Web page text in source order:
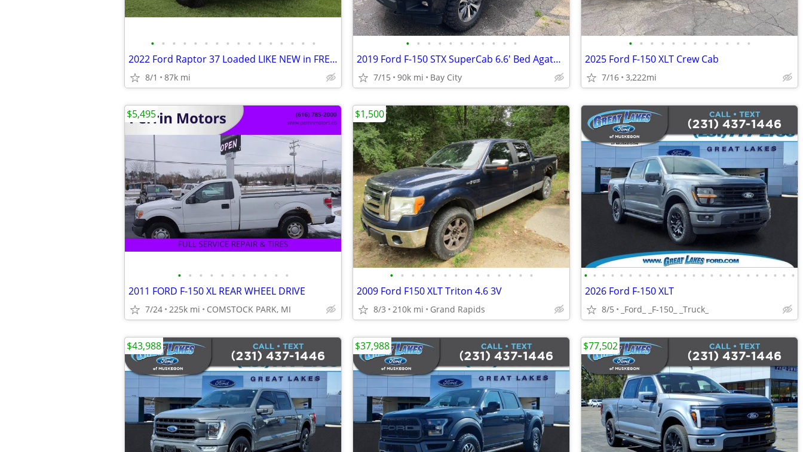
• • • • • • • • • • • • • • • •
2022 Ford Raptor 37 Loaded LIKE NEW in FREELAND
8/1 87k mi
• • • • • • • • • • •
2019 Ford F-150 STX SuperCab 6.6' Bed Agate Black
7/15 90k mi Bay City
• • • • • • • • • • • •
2025 Ford F-150 XLT Crew Cab
7/16 3,222mi
• • • • • • • • • • •
2011 FORD F-150 XL REAR WHEEL DRIVE
7/24 225k mi COMSTOCK PARK, MI
$5,495
• • • • • • • • • • • • • •
2009 Ford F150 XLT Triton 4.6 3V
8/3 210k mi Grand Rapids
$1,500
• • • • • • • • • • • • • • • • • • • • • • • •
2026 Ford F-150 XLT
8/5 _Ford_ _F-150_ _Truck_
$43,988 $37,988 $77,502